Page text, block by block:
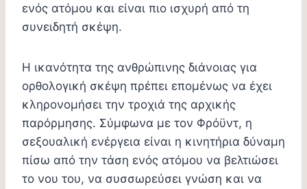
ενός ατόμου και είναι πιο ισχυρή από τη
συνειδητή σκέψη.
Η ικανότητα της ανθρώπινης διάνοιας για
ορθολογική σκέψη πρέπει επομένως να έχει
κληρονομήσει την τροχιά της αρχικής
παρόρμησης. Σύμφωνα με τον Φρόϋντ, η
σεξουαλική ενέργεια είναι η κινητήρια δύναμη
πίσω από την τάση ενός ατόμου να βελτιώσει
το νου του, να συσσωρεύσει γνώση και να